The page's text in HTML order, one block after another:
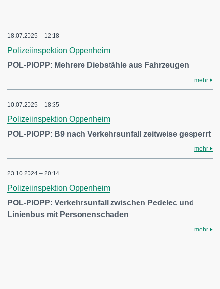
18.07.2025 – 12:18
Polizeiinspektion Oppenheim
POL-PIOPP: Mehrere Diebstähle aus Fahrzeugen
mehr
10.07.2025 – 18:35
Polizeiinspektion Oppenheim
POL-PIOPP: B9 nach Verkehrsunfall zeitweise gesperrt
mehr
23.10.2024 – 20:14
Polizeiinspektion Oppenheim
POL-PIOPP: Verkehrsunfall zwischen Pedelec und
Linienbus mit Personenschaden
mehr